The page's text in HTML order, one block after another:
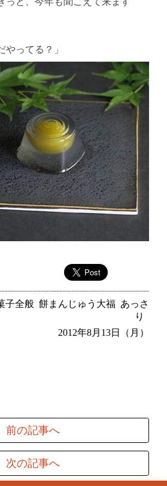
やってる？」
子全般 餅まんじゅう大福 あっさ
り
2012年8月13日（月）
前の記事へ
次の記事へ